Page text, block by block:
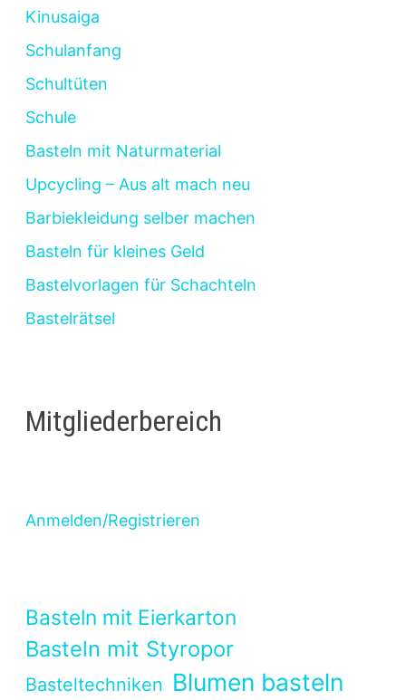
Kinusaiga
Schulanfang
Schultüten
Schule
Basteln mit Naturmaterial
Upcycling – Aus alt mach neu
Barbiekleidung selber machen
Basteln für kleines Geld
Bastelvorlagen für Schachteln
Bastelrätsel
Mitgliederbereich
Anmelden/Registrieren
Basteln mit Eierkarton
Basteln mit Styropor
Basteltechniken Blumen basteln